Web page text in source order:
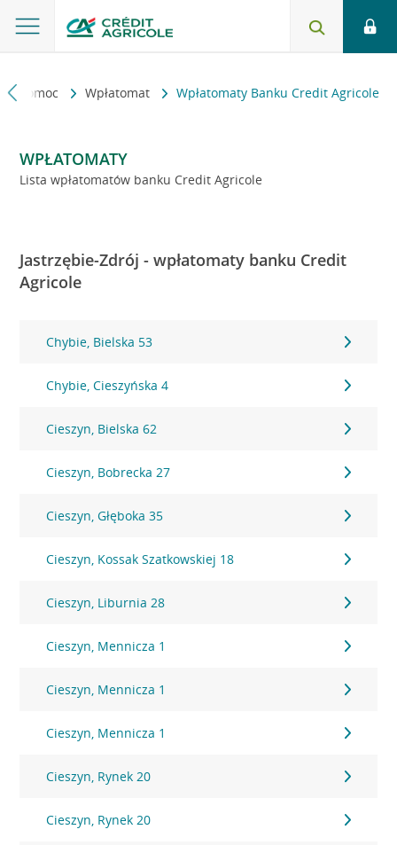
i pomoc Wpłatomat Wpłatomaty Banku Credit Agricole
WPŁATOMATY
Lista wpłatomatów banku Credit Agricole
Jastrzębie-Zdrój - wpłatomaty banku Credit
Agricole
Chybie, Bielska 53
Chybie, Cieszyńska 4
Cieszyn, Bielska 62
Cieszyn, Bobrecka 27
Cieszyn, Głęboka 35
Cieszyn, Kossak Szatkowskiej 18
Cieszyn, Liburnia 28
Cieszyn, Mennicza 1
Cieszyn, Mennicza 1
Cieszyn, Mennicza 1
Cieszyn, Rynek 20
Cieszyn, Rynek 20